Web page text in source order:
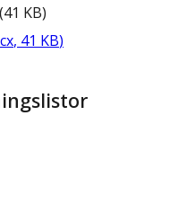
(41 KB)
, 41 KB)